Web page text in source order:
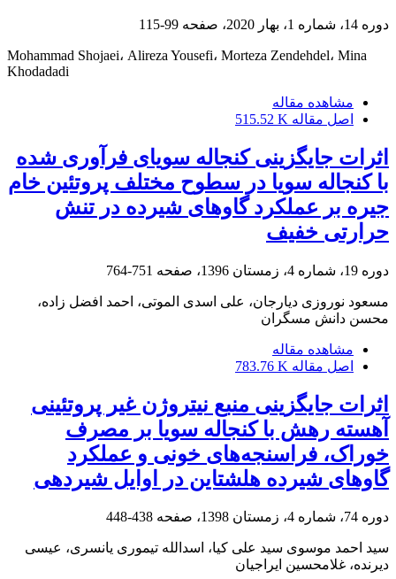
دوره 14، شماره 1، بهار 2020، صفحه 99-115
Mohammad Shojaei، Alireza Yousefi، Morteza Zendehdel، Mina
Khodadadi
مشاهده مقاله
اصل مقاله 515.52 K
اثرات جایگزینی کنجاله سویای فرآوری ‌شده
با کنجاله سویا در سطوح مختلف پروتئین خام
جیره بر عملکرد گاوهای شیرده در تنش
حرارتی خفیف
دوره 19، شماره 4، زمستان 1396، صفحه 751-764
مسعود نوروزی دیارجان، علی اسدی الموتی، احمد افضل‌ زاده،
محسن دانش مسگران
مشاهده مقاله
اصل مقاله 783.76 K
اثرات جایگزینی منبع نیتروژن غیر پروتئینی
آهسته رهش با کنجاله سویا بر مصرف
خوراک، فراسنجه‌های خونی و عملکرد
گاوهای شیرده هلشتاین در اوایل شیردهی
دوره 74، شماره 4، زمستان 1398، صفحه 438-448
سید احمد موسوی سید علی کیا، اسدالله تیموری یانسری، عیسی
دیرنده، غلامحسین ایراجیان